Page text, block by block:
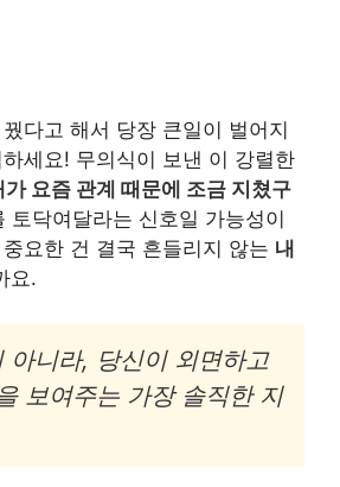
다고 해서 당장 큰일이 벌어지
세요! 무의식이 보낸 이 강렬한
가 요즘 관계 때문에 조금 지쳤구
토닥여달라는 신호일 가능성이
요한 건 결국 흔들리지 않는 내
요.
아니라, 당신이 외면하고
보여주는 가장 솔직한 지